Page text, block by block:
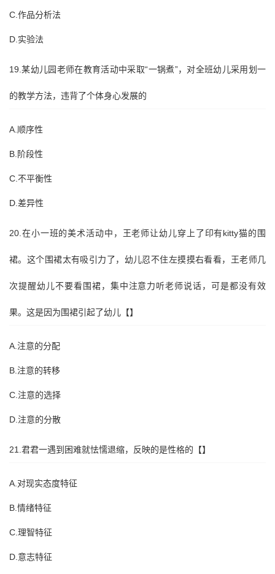
C.作品分析法
D.实验法
19.某幼儿园老师在教育活动中采取“一锅煮”，对全班幼儿采用划一
的教学方法，违背了个体身心发展的
A.顺序性
B.阶段性
C.不平衡性
D.差异性
20.在小一班的美术活动中，王老师让幼儿穿上了印有kitty猫的围
裙。这个围裙太有吸引力了，幼儿忍不住左摸摸右看看，王老师几
次提醒幼儿不要看围裙，集中注意力听老师说话，可是都没有效
果。这是因为围裙引起了幼儿【】
A.注意的分配
B.注意的转移
C.注意的选择
D.注意的分散
21.君君一遇到困难就怯懦退缩，反映的是性格的【】
A.对现实态度特征
B.情绪特征
C.理智特征
D.意志特征